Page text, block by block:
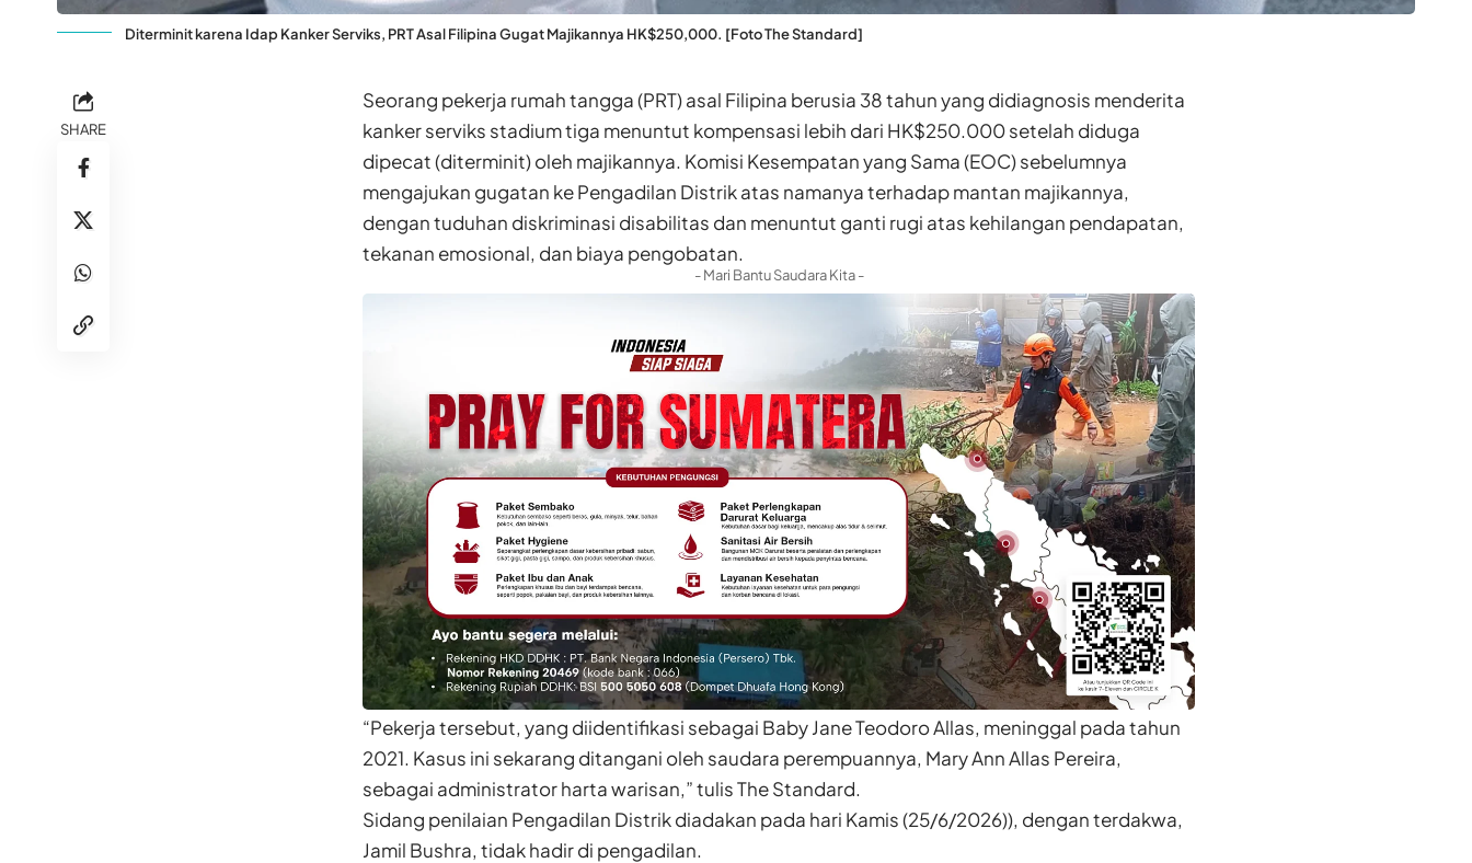
Diterminit karena Idap Kanker Serviks, PRT Asal Filipina Gugat Majikannya HK$250,000. [Foto The Standard]
SHARE
Seorang pekerja rumah tangga (PRT) asal Filipina berusia 38 tahun yang didiagnosis menderita
kanker serviks stadium tiga menuntut kompensasi lebih dari HK$250.000 setelah diduga
dipecat (diterminit) oleh majikannya. Komisi Kesempatan yang Sama (EOC) sebelumnya
mengajukan gugatan ke Pengadilan Distrik atas namanya terhadap mantan majikannya,
dengan tuduhan diskriminasi disabilitas dan menuntut ganti rugi atas kehilangan pendapatan,
tekanan emosional, dan biaya pengobatan.
- Mari Bantu Saudara Kita -
“Pekerja tersebut, yang diidentifikasi sebagai Baby Jane Teodoro Allas, meninggal pada tahun
2021. Kasus ini sekarang ditangani oleh saudara perempuannya, Mary Ann Allas Pereira,
sebagai administrator harta warisan,” tulis The Standard.
Sidang penilaian Pengadilan Distrik diadakan pada hari Kamis (25/6/2026)), dengan terdakwa,
Jamil Bushra, tidak hadir di pengadilan.